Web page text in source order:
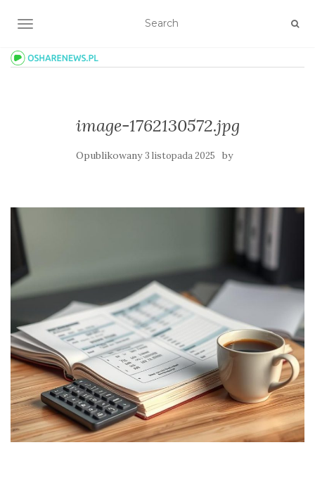
TOGGLE NAVIGATION
image-1762130572.jpg
Opublikowany 3 listopada 2025 by